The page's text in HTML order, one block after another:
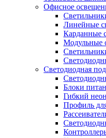
Офисное
Линейные
Карданные
Модульные
Светодиодная
Блоки
Гибкий неон
Профиль